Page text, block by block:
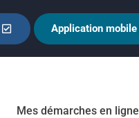
Application mobile
Mes démarches en ligne